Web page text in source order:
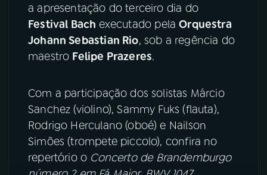
YouTube Facebook
Instagram X
TikTok
a apresentação do terceiro dia do
Festival Bach executado pelaOrquestra
Johann Sebastian Rio, sob a regência do
maestro Felipe Prazeres.
Com a participação dos solistas Márcio
Sanchez (violino), Sammy Fuks (flauta),
Rodrigo Herculano (oboé) e Nailson
Simões (trompete piccolo), confira no
repertório o Concerto de Brandemburgo